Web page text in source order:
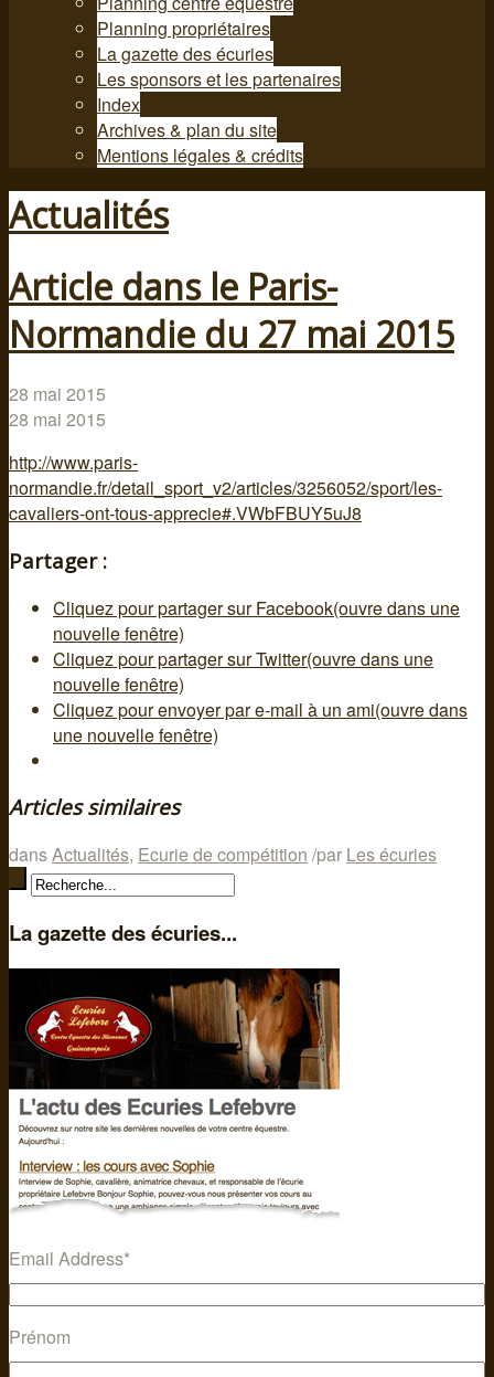
Planning propriétaires
La gazette des écuries
Les sponsors et les partenaires
Index
Archives & plan du site
Mentions légales & crédits
Actualités
Article dans le Paris-
Normandie du 27 mai 2015
28 mai 2015
28 mai 2015
http://www.paris-
normandie.fr/detail_sport_v2/articles/3256052/sport/les-
cavaliers-ont-tous-apprecie#.VWbFBUY5uJ8
Partager :
Cliquez pour partager sur Facebook(ouvre dans une
nouvelle fenêtre)
Cliquez pour partager sur Twitter(ouvre dans une
nouvelle fenêtre)
Cliquez pour envoyer par e-mail à un ami(ouvre dans
une nouvelle fenêtre)
Articles similaires
dansActualités, Ecurie de compétition /par Les écuries
La gazette des écuries...
Email Address*
Prénom